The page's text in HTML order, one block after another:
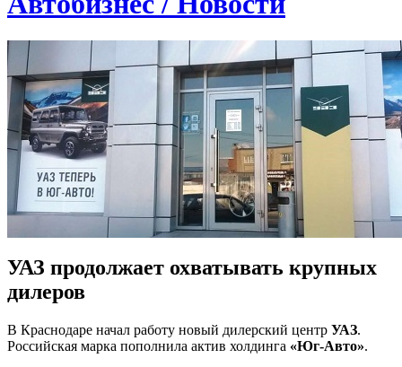
УАЗ продолжает охватывать крупных
дилеров
В Краснодаре начал работу новый дилерский центр УАЗ.
Российская марка пополнила актив холдинга «Юг-Авто».